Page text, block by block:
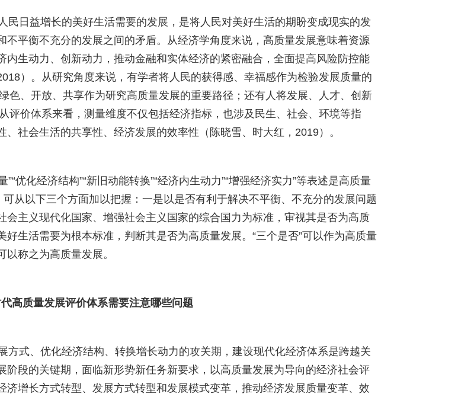
日益增长的美好生活需要的发展，是将人民对美好生活的期盼变成现实的发
不平衡不充分的发展之间的矛盾。从经济学角度来说，高质量发展意味着资源
生动力、创新动力，推动金融和实体经济的紧密融合，全面提高风险防控能
）。从研究角度来说，有学者将人民的获得感、幸福感作为检验发展质量的
色、开放、共享作为研究高质量发展的重要路径；还有人将发展、人才、创新
评价体系来看，测量维度不仅包括经济指标，也涉及民生、社会、环境等指
社会生活的共享性、经济发展的效率性（陈晓雪、时大红， 2019）。
优化经济结构”“新旧动能转换”“经济内生动力”“增强经济实力”等表述是高质量
从以下三个方面加以把握：一是以是否有利于解决不平衡、不充分的发展问题
主义现代化国家、增强社会主义国家的综合国力为标准，审视其是否为高质
生活需要为根本标准，判断其是否为高质量发展。“三个是否”可以作为高质量
称之为高质量发展。
高质量发展评价体系需要注意哪些问题
式、优化经济结构、转换增长动力的攻关期，建设现代化经济体系是跨越关
阶段的关键期，面临新形势新任务新要求，以高质量发展为导向的经济社会评
增长方式转型、发展方式转型和发展模式变革，推动经济发展质量变革、效